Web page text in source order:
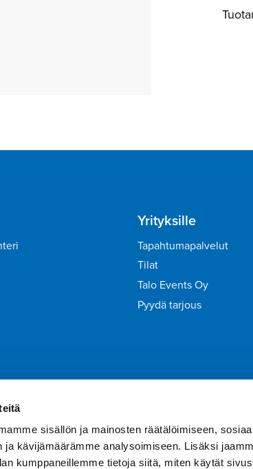
sisällön ja mainosten räätälöimiseen,
ja kävijämäärämme analysoimiseen. Lisäksi
kumppaneillemme tietoja siitä, miten käytät
Yrityksille
Tapahtumapalvelut
Tilat
Talo Events Oy
Pyydä tarjous